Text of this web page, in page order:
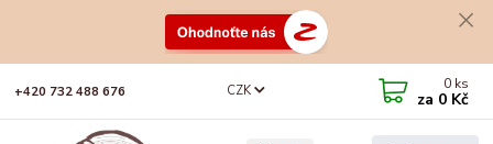
CZK
+420 732 488 676 0 ks
za 0 Kč